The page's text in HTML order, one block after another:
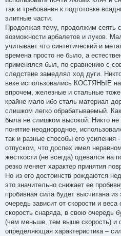
так и требования к подготовке
элитные части.
Продолжая тему, продолжим сеять
возможности арбалетов и луков.
учитывает что синтетический и
времена просто не было, а
применялся был, по сравнению с
следствие замедлял ход дуги.
веке использовались КОСТЯНЫЕ
впрочем, железные и стальные
крайне мало ибо сталь материал
слишком легко обрабатываемый.
была не слишком высокой. Никто не
понятие неоднородное,
так и разные способы его усиления
отпуском, что доспех имел
жесткости (не всегда) одевался на
резко меняет характер принятия
Но из его достоинств рождаются
это значительно снижает ее
пробивная сила будет высчитана
очередь зависит от скорости и
скорость снаряда, в свою очередь
(чем меньше, тем выше скорость) и
определяющая характеристика –